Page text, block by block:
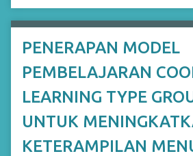
PENERAPAN MODEL
PEMBELAJARAN
LEARNING TYPE
UNTUK
KETERAMPILAN